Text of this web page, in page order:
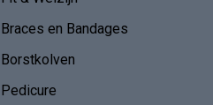
Braces en Bandages
Borstkolven
Pedicure